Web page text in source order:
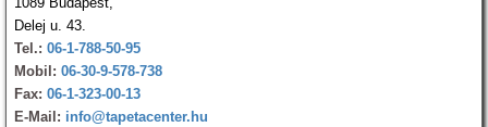
Delej u. 43.
Tel.: 06-1-788-50-95
Mobil: 06-30-9-578-738
Fax: 06-1-323-00-13
E-Mail: info@tapetacenter.hu